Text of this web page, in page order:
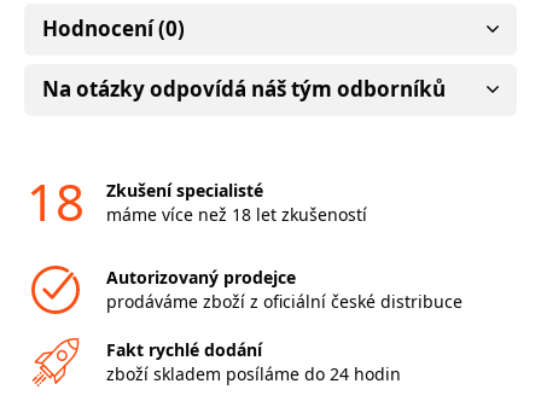
Hodnocení (0)
Na otázky odpovídá náš tým odborníků
18
Zkušení specialisté
máme více než 18 let zkušeností
Autorizovaný prodejce
prodáváme zboží z oficiální české distribuce
Fakt rychlé dodání
zboží skladem posíláme do 24 hodin